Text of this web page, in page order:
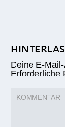
Deine E-
Erforderliche